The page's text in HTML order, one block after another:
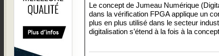
Le concept de Jumeau Numérique
dans la vérification FPGA applique un
plus en plus utilisé dans le secteur
digitalisation s’étend à la fois à la